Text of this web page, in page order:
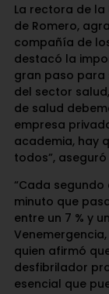
La rectora de la
de Romero,
compañía de
destacó la
gran paso para
del sector
de salud
empresa
academia, hay
todos”,
“Cada
minuto que
entre un 7 % y
Venemergencia,
quien afirmó
desfibrilador
esencial que